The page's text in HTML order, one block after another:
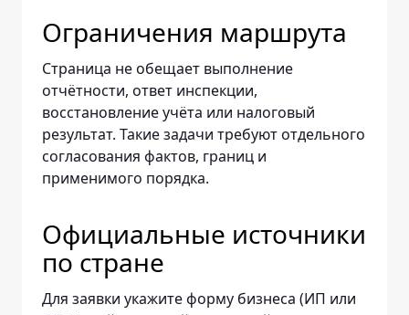
Ограничения маршрута
Страница не обещает выполнение
отчётности, ответ инспекции,
восстановление учёта или налоговый
результат. Такие задачи требуют отдельного
согласования фактов, границ и
применимого порядка.
Официальные источники
по стране
Для заявки укажите форму бизнеса (ИП или